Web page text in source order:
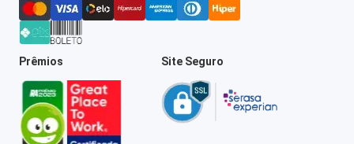
Prêmios Site Seguro